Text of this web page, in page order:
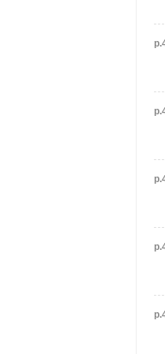
p.
p.
p.
p.
p.